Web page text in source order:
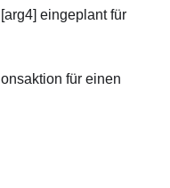
eingeplant für
für einen